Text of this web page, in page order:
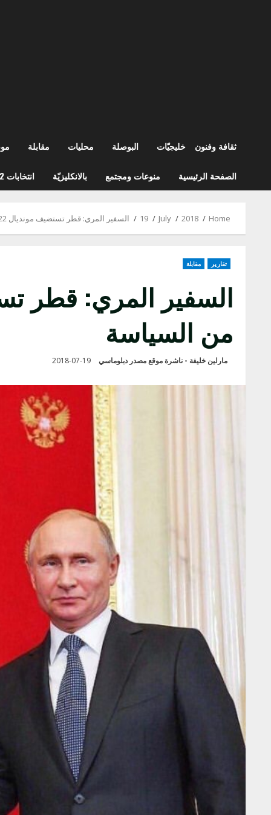
ثقافة وفنون خليجيّات البوصلة محليات مقابلة
الصفحة الرئيسية منوعات ومجتمع بالانكليزيّة انتخابات 2022
Home
2018
July
19 السفير المري: قطر تستضيف مونديال 2022 كحدث رياضي جامع بعيدا من السياسة
تقارير مقابلة
من السياسة
مارلين خليفة - ناشرة موقع مصدر دبلوماسي 2018-07-19